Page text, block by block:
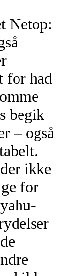
Netop:
for had
begik
– også
ikke
for